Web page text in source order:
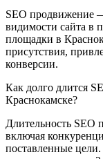
SEO продвижение
видимости сайта в
площадки в
присутствия,
конверсии.
Как долго длится
Краснокамске?
Длительность SEO
включая
поставленные